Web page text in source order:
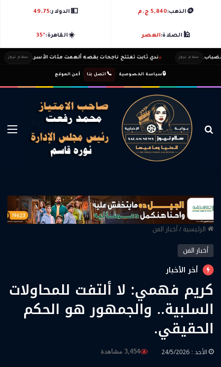
🪙 الذهب:5,840 ج.م 💵 الدولار:49.75
🕌 الصلاة:العصر ☀️القاهرة:35°
سلام نيوز ندي ثابت تفتتح ناجحات بقصه ألهمت مئات الأسر. سلام نيوز
🔒سياسة الخصوصية 📞 اتصل بنا ℹ️عن الموقع
بحث عن
الرئيسية/أخبار الفن
أخبار الفن
أخر الأخبار
كريم فهمي: لا ألتفت للمحاولات
السلبية.. والجمهور هو الحكم
الحقيقي.
الأحد : 24/5/2026 3,454 مشاهدة